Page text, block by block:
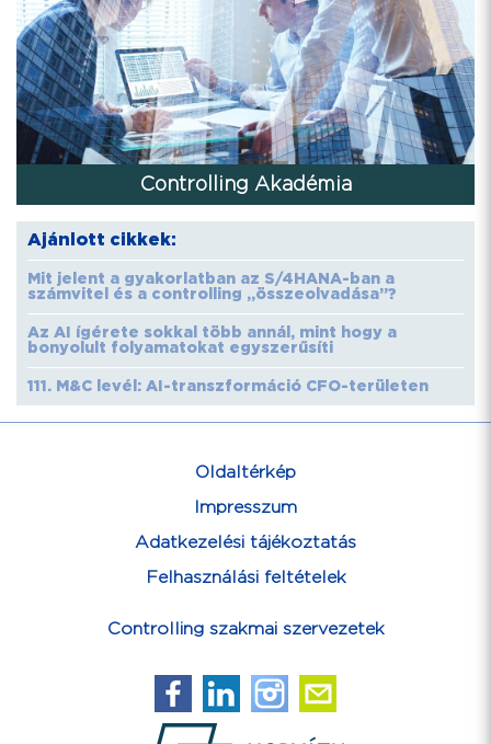
Controlling Akadémia
Ajánlott cikkek:
Mit jelent a gyakorlatban az S/4HANA-ban a
számvitel és a controlling „összeolvadása”?
Az AI ígérete sokkal több annál, mint hogy a
bonyolult folyamatokat egyszerűsíti
111. M&C levél: AI-transzformáció CFO-területen
Oldaltérkép
Impresszum
Adatkezelési tájékoztatás
Felhasználási feltételek
Controlling szakmai szervezetek